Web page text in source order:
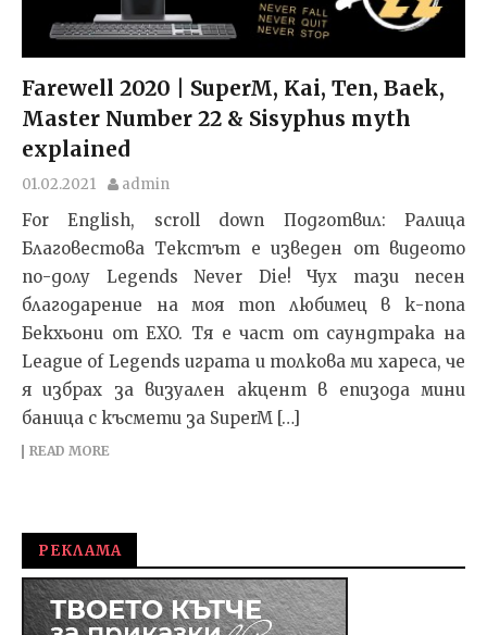
Farewell 2020 | SuperM, Kai, Ten, Baek,
Master Number 22 & Sisyphus myth
explained
01.02.2021 admin
For English, scroll down Подготвил: Ралица
Благовестова Текстът e изведен от видеото
по-долу Legends Never Die! Чух тази песен
благодарение на моя топ любимец в к-попа
Бекхьони от EXO. Тя е част от саундтрака на
League of Legends играта и толкова ми хареса, че
я избрах за визуален акцент в епизода мини
баница с късмети за SuperM […]
READ MORE
РЕКЛАМА